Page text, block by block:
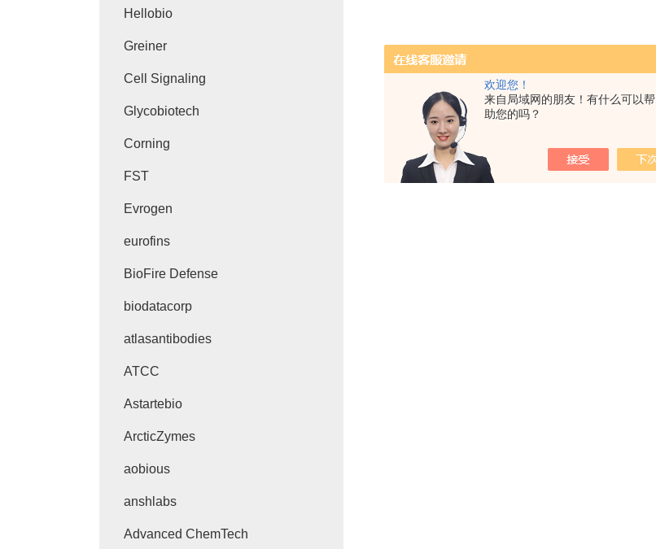
欢迎您！
来自局域网的朋友！有什么可以帮
助您的吗？
Hellobio
Greiner
Cell Signaling
Glycobiotech
Corning
FST
Evrogen
eurofins
BioFire Defense
biodatacorp
atlasantibodies
ATCC
Astartebio
ArcticZymes
aobious
anshlabs
Advanced ChemTech